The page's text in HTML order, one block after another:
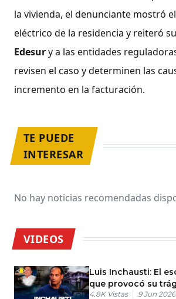
la vivienda, el denunciante mostró
eléctrico de la residencia y reiteró
Edesury a las entidades
revisen el caso y determinen las
incremento en la facturación.
TE PUEDE
INTERESAR
No hay noticias recomendadas
VIDEOS
Luis Inchausti: El
que provocó su
4.8K Vistas 9 Jun 2026